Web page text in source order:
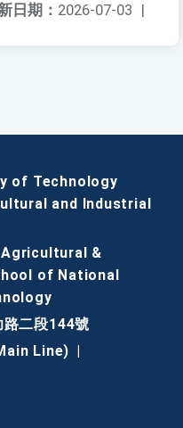
日期： 2026-07-03 |
of Technology
and Industrial
&
of National
二段144號
Line)